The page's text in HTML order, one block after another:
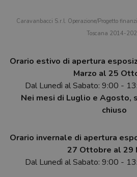
Caravanbacci S.r.l. Operazione/Progetto
Toscana 2014-
Orario estivo di apertura
Marzo al 25
Dal Lunedì al Sabato: 9:00 -
Nei mesi di Luglio e Agosto,
chiuso
Orario invernale di apertura
27 Ottobre al 29
Dal Lunedì al Sabato: 9:00 -